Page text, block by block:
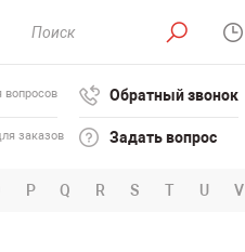
вопросов
заказов
Обратный звонок
Задать вопрос
P Q R S T U V